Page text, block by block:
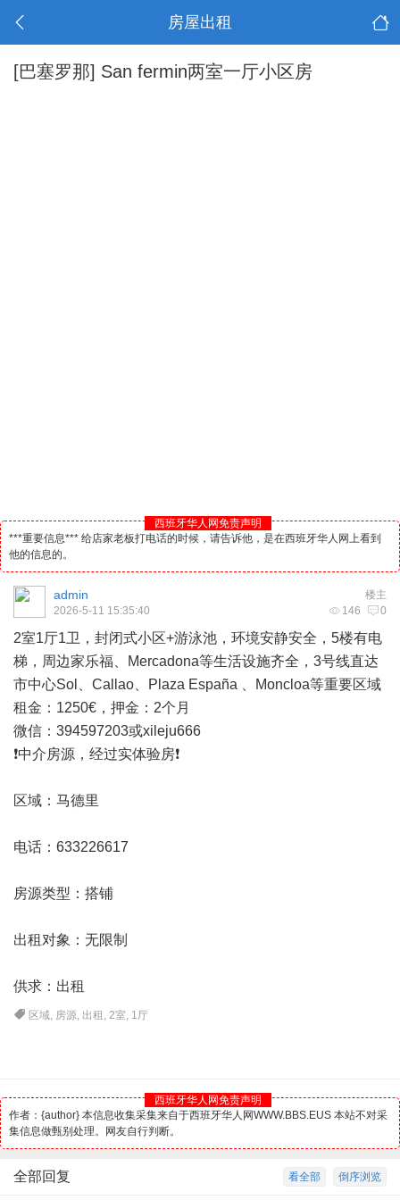
房屋出租
[巴塞罗那] San fermin两室一厅小区房
西班牙华人网免责声明
***重要信息*** 给店家老板打电话的时候，请告诉他，是在西班牙华人网上看到
他的信息的。
楼主
admin
146 0
2026-5-11 15:35:40
2室1厅1卫，封闭式小区+游泳池，环境‮静安‬安全，5楼‮电有‬
梯，周‮家边‬乐福、Mercadona等生活‮施设‬齐全，3号线直达
市中心Sol、Callao、Plaza España 、Moncloa等重要区域
租金：1250€，押金：2个月
微信：394597203或xileju666
❗️中介房源，经过实体验房❗️
区域： 马德里
电话：633226617
房源类型：搭铺
出租对象：无限制
供求：出租
区域, 房源, 出租 ,2室, 1厅
西班牙华人网免责声明
作者：{author} 本信息收集采集来自于西班牙华人网WWW.BBS.EUS 本站不对采
集信息做甄别处理。网友自行判断。
倒序浏览
看全部
全部回复